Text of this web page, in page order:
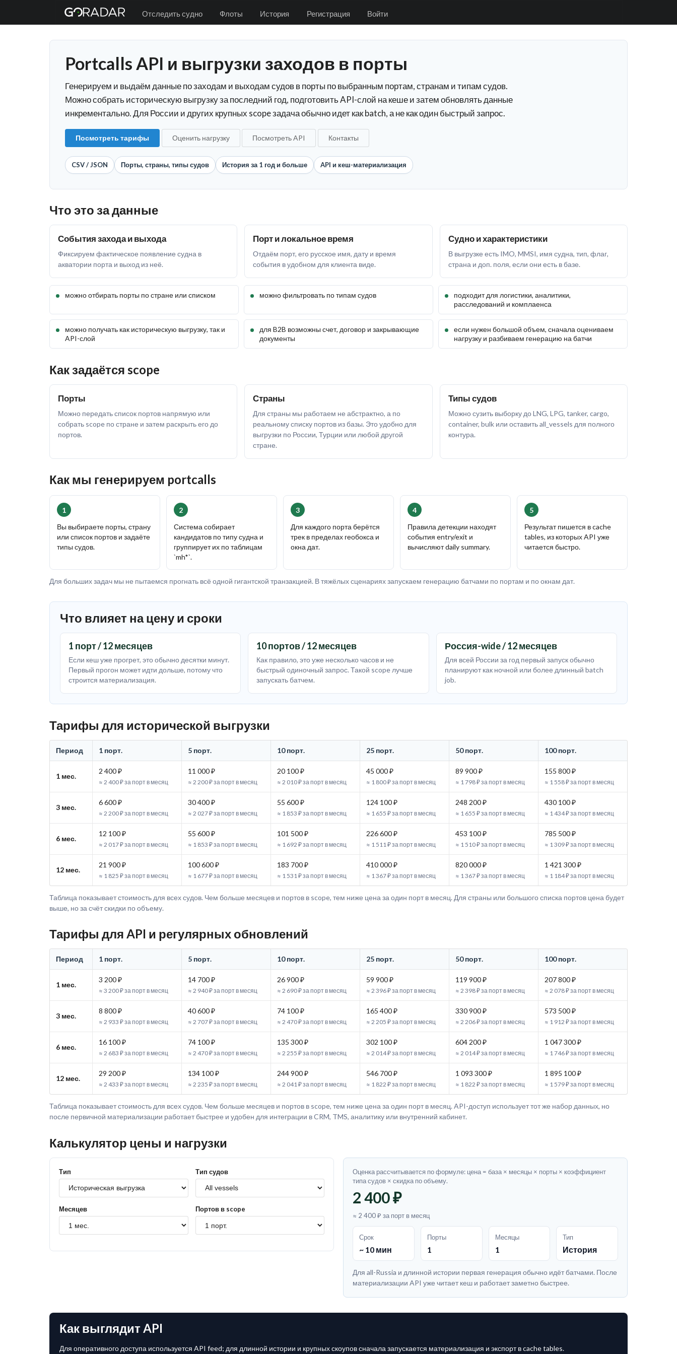
Отследить судно Флоты История Регистрация Войти
Portcalls API и выгрузки заходов в порты
Генерируем и выдаём данные по заходам и выходам судов в порты по выбранным портам, странам и типам судов.
Можно собрать историческую выгрузку за последний год, подготовить API-слой на кеше и затем обновлять данные
инкрементально. Для России и других крупных scope задача обычно идет как batch, а не как один быстрый запрос.
Посмотреть тарифы Оценить нагрузку Посмотреть API Контакты
CSV / JSON Порты, страны, типы судов История за 1 год и больше API и кеш-материализация
Что это за данные
События захода и выхода
Фиксируем фактическое появление судна в
акватории порта и выход из неё.
Порт и локальное время
Отдаём порт, его русское имя, дату и время
события в удобном для клиента виде.
Судно и характеристики
В выгрузке есть IMO, MMSI, имя судна, тип, флаг,
страна и доп. поля, если они есть в базе.
можно отбирать порты по стране или списком можно фильтровать по типам судов
подходит для логистики, аналитики,
расследований и комплаенса
можно получать как историческую выгрузку, так и
API-слой
для B2B возможны счет, договор и закрывающие
документы
если нужен большой объем, сначала оцениваем
нагрузку и разбиваем генерацию на батчи
Как задаётся scope
Порты
Можно передать список портов напрямую или
собрать scope по стране и затем раскрыть его до
портов.
Страны
Для страны мы работаем не абстрактно, а по
реальному списку портов из базы. Это удобно для
выгрузки по России, Турции или любой другой
стране.
Типы судов
Можно сузить выборку до LNG, LPG, tanker, cargo,
container, bulk или оставить all_vessels для полного
контура.
Как мы генерируем portcalls
1
Вы выбираете порты, страну
или список портов и задаёте
типы судов.
2
Система собирает
кандидатов по типу судна и
группирует их по таблицам
`mh*`.
3
Для каждого порта берётся
трек в пределах геобокса и
окна дат.
4
Правила детекции находят
события entry/exit и
вычисляют daily summary.
5
Результат пишется в cache
tables, из которых API уже
читается быстро.
Для больших задач мы не пытаемся прогнать всё одной гигантской транзакцией. В тяжёлых сценариях запускаем генерацию батчами по портам и по окнам дат.
Что влияет на цену и сроки
1 порт / 12 месяцев
Если кеш уже прогрет, это обычно десятки минут.
Первый прогон может идти дольше, потому что
строится материализация.
10 портов / 12 месяцев
Как правило, это уже несколько часов и не
быстрый одиночный запрос. Такой scope лучше
запускать батчем.
Россия-wide / 12 месяцев
Для всей России за год первый запуск обычно
планируют как ночной или более длинный batch
job.
Тарифы для исторической выгрузки
Период 1 порт. 5 порт. 10 порт. 25 порт. 50 порт. 100 порт.
1 мес.
2 400 ₽
≈ 2 400 ₽ за порт в месяц
11 000 ₽
≈ 2 200 ₽ за порт в месяц
20 100 ₽
≈ 2 010 ₽ за порт в месяц
45 000 ₽
≈ 1 800 ₽ за порт в месяц
89 900 ₽
≈ 1 798 ₽ за порт в месяц
155 800 ₽
≈ 1 558 ₽ за порт в месяц
3 мес.
6 600 ₽
≈ 2 200 ₽ за порт в месяц
30 400 ₽
≈ 2 027 ₽ за порт в месяц
55 600 ₽
≈ 1 853 ₽ за порт в месяц
124 100 ₽
≈ 1 655 ₽ за порт в месяц
248 200 ₽
≈ 1 655 ₽ за порт в месяц
430 100 ₽
≈ 1 434 ₽ за порт в месяц
6 мес.
12 100 ₽
≈ 2 017 ₽ за порт в месяц
55 600 ₽
≈ 1 853 ₽ за порт в месяц
101 500 ₽
≈ 1 692 ₽ за порт в месяц
226 600 ₽
≈ 1 511 ₽ за порт в месяц
453 100 ₽
≈ 1 510 ₽ за порт в месяц
785 500 ₽
≈ 1 309 ₽ за порт в месяц
12 мес.
21 900 ₽
≈ 1 825 ₽ за порт в месяц
100 600 ₽
≈ 1 677 ₽ за порт в месяц
183 700 ₽
≈ 1 531 ₽ за порт в месяц
410 000 ₽
≈ 1 367 ₽ за порт в месяц
820 000 ₽
≈ 1 367 ₽ за порт в месяц
1 421 300 ₽
≈ 1 184 ₽ за порт в месяц
Таблица показывает стоимость для всех судов. Чем больше месяцев и портов в scope, тем ниже цена за один порт в месяц. Для страны или большого списка портов цена будет
выше, но за счёт скидки по объему.
Тарифы для API и регулярных обновлений
Период 1 порт. 5 порт. 10 порт. 25 порт. 50 порт. 100 порт.
1 мес.
3 200 ₽
≈ 3 200 ₽ за порт в месяц
14 700 ₽
≈ 2 940 ₽ за порт в месяц
26 900 ₽
≈ 2 690 ₽ за порт в месяц
59 900 ₽
≈ 2 396 ₽ за порт в месяц
119 900 ₽
≈ 2 398 ₽ за порт в месяц
207 800 ₽
≈ 2 078 ₽ за порт в месяц
3 мес.
8 800 ₽
≈ 2 933 ₽ за порт в месяц
40 600 ₽
≈ 2 707 ₽ за порт в месяц
74 100 ₽
≈ 2 470 ₽ за порт в месяц
165 400 ₽
≈ 2 205 ₽ за порт в месяц
330 900 ₽
≈ 2 206 ₽ за порт в месяц
573 500 ₽
≈ 1 912 ₽ за порт в месяц
6 мес.
16 100 ₽
≈ 2 683 ₽ за порт в месяц
74 100 ₽
≈ 2 470 ₽ за порт в месяц
135 300 ₽
≈ 2 255 ₽ за порт в месяц
302 100 ₽
≈ 2 014 ₽ за порт в месяц
604 200 ₽
≈ 2 014 ₽ за порт в месяц
1 047 300 ₽
≈ 1 746 ₽ за порт в месяц
12 мес.
29 200 ₽
≈ 2 433 ₽ за порт в месяц
134 100 ₽
≈ 2 235 ₽ за порт в месяц
244 900 ₽
≈ 2 041 ₽ за порт в месяц
546 700 ₽
≈ 1 822 ₽ за порт в месяц
1 093 300 ₽
≈ 1 822 ₽ за порт в месяц
1 895 100 ₽
≈ 1 579 ₽ за порт в месяц
Таблица показывает стоимость для всех судов. Чем больше месяцев и портов в scope, тем ниже цена за один порт в месяц. API-доступ использует тот же набор данных, но
после первичной материализации работает быстрее и удобен для интеграции в CRM, TMS, аналитику или внутренний кабинет.
Калькулятор цены и нагрузки
Тип Тип судов
Месяцев Портов в scope
Оценка рассчитывается по формуле: цена = база × месяцы × порты × коэффициент
типа судов × скидка по объему.
2 400 ₽
≈ 2 400 ₽ за порт в месяц
Срок
~ 10 мин
Порты
1
Месяцы
1
Тип
История
Для all-Russia и длинной истории первая генерация обычно идёт батчами. После
материализации API уже читает кеш и работает заметно быстрее.
Как выглядит API
Для оперативного доступа используется API feed; для длинной истории и крупных скоупов сначала запускается материализация и экспорт в cache tables.